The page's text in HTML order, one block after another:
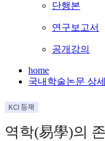
단행본
연구보고서
공개강의
home
국내학술논문 상세
역학(易學)의